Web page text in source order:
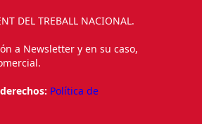
DEL TREBALL NACIONAL.
a Newsletter y en su caso,
Política de